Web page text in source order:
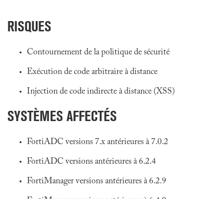
RISQUES
Contournement de la politique de sécurité
Exécution de code arbitraire à distance
Injection de code indirecte à distance (XSS)
SYSTÈMES AFFECTÉS
FortiADC versions 7.x antérieures à 7.0.2
FortiADC versions antérieures à 6.2.4
FortiManager versions antérieures à 6.2.9